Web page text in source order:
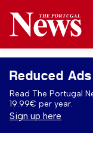
Reduced
Read The Portugal
19.99€ per year.
Sign up here